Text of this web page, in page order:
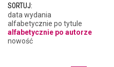
SORTUJ:
data wydania
alfabetycznie po tytule
alfabetycznie po autorze
nowość